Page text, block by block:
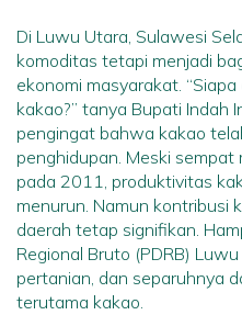
Di Luwu Utara, Sulawesi
komoditas tetapi menjadi
ekonomi masyarakat.
kakao?” tanya Bupati Indah
pengingat bahwa kakao
penghidupan. Meski
pada 2011, produktivitas
menurun. Namun kontribusi
daerah tetap signifikan.
Regional Bruto (PDRB)
pertanian, dan separuhnya
terutama kakao.